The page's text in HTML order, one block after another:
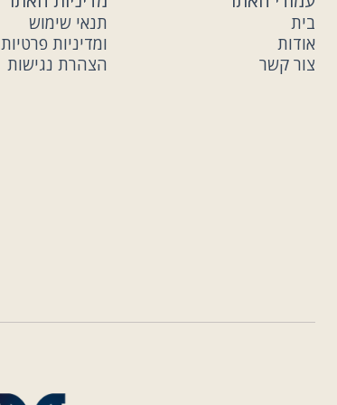
בית
אודות
צור קשר
תנאי שימוש
ומדיניות פרטיות
הצהרת נגישות